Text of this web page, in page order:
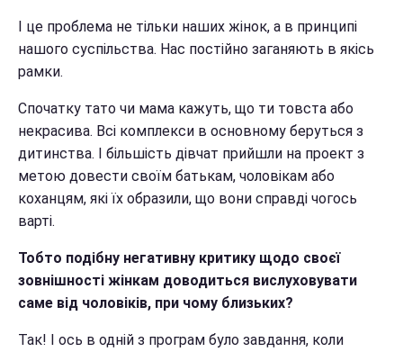
І це проблема не тільки наших жінок, а в принципі
нашого суспільства. Нас постійно заганяють в якісь
рамки.
Спочатку тато чи мама кажуть, що ти товста або
некрасива. Всі комплекси в основному беруться з
дитинства. І більшість дівчат прийшли на проект з
метою довести своїм батькам, чоловікам або
коханцям, які їх образили, що вони справді чогось
варті.
Тобто подібну негативну критику щодо своєї
зовнішності жінкам доводиться вислуховувати
саме від чоловіків, при чому близьких?
Так! І ось в одній з програм було завдання, коли